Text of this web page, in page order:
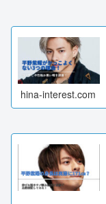
hina-interest.com